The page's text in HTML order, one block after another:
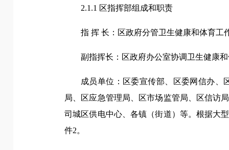
2.1.1 区指挥部组成和职责
指 挥 长：区政府分管卫生健康和体育工
副指挥长：区政府办公室协调卫生健康
成员单位：区委宣传部、区委网信办、
局、区应急管理局、区市场监管局、区信访
司城区供电中心、各镇（街道）等。根据大
件2。